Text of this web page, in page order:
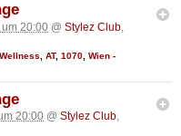
20:00 @ Stylez Club
Wellness AT, 1070 Wien -
20:00 @ Stylez Club,